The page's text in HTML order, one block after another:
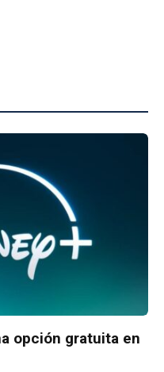
opción gratuita en